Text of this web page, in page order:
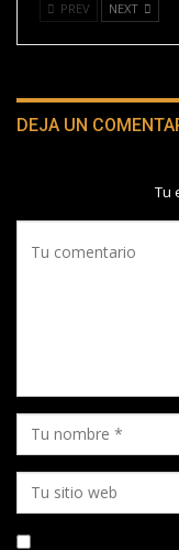
PREV NEXT
DEJA UN
Tu